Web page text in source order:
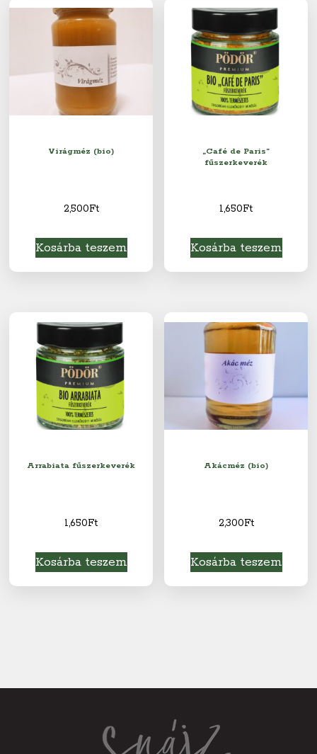
Virágméz (bio)
2,500Ft
Kosárba teszem
„Café de Paris”
fűszerkeverék
1,650Ft
Kosárba teszem
Arrabiata fűszerkeverék
1,650Ft
Kosárba teszem
Akácméz (bio)
2,300Ft
Kosárba teszem